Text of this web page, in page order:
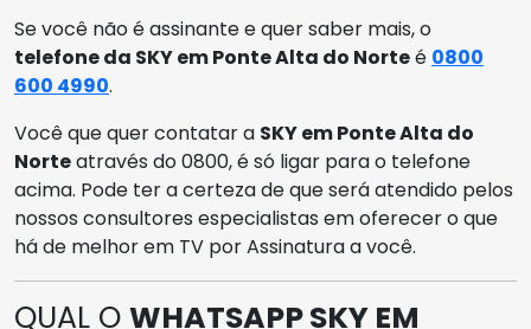
Se você não é assinante e quer saber mais, o
telefone da SKY em Ponte Alta do Norteé 0800
600 4990.
Você que quer contatar a SKY em Ponte Alta do
Norteatravés do 0800, é só ligar para o telefone
acima. Pode ter a certeza de que será atendido pelos
nossos consultores especialistas em oferecer o que
há de melhor em TV por Assinatura a você.
QUAL O WHATSAPP SKY EM